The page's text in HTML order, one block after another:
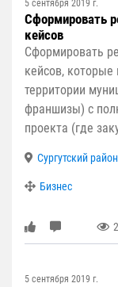
5 сентября 2019 г.
Сформировать
кейсов
Сформировать
кейсов,
территории
франшизы) с
проекта (где
Сургутский район
Бизнес
5 сентября 2019 г.